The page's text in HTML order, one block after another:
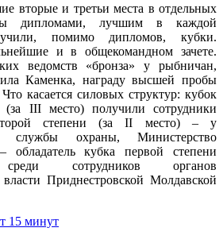
вторые и третьи места в отдельных
дипломами, лучшим в каждой
помимо дипломов, кубки.
и в общекомандном зачете.
ведомств «бронза» у рыбничан,
Каменка, награду высшей пробы
касается силовых структур: кубок
(за III место) получили сотрудники
степени (за II место) – у
службы охраны, Министерство
кубка первой степени
среди сотрудников органов
власти Приднестровской Молдавской